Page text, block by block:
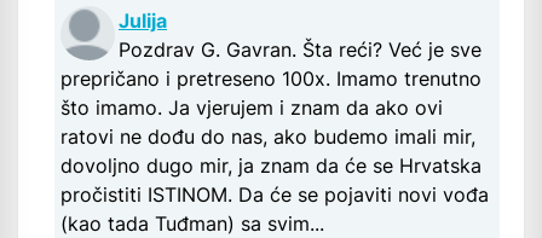
Julija
Pozdrav G. Gavran. Šta reći? Već je sve
prepričano i pretreseno 100x. Imamo trenutno
što imamo. Ja vjerujem i znam da ako ovi
ratovi ne dođu do nas, ako budemo imali mir,
dovoljno dugo mir, ja znam da će se Hrvatska
pročistiti ISTINOM. Da će se pojaviti novi vođa
(kao tada Tuđman) sa svim...